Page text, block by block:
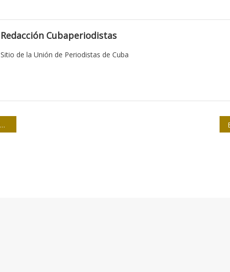
Redacción Cubaperiodistas
Sitio de la Unión de Periodistas de Cuba